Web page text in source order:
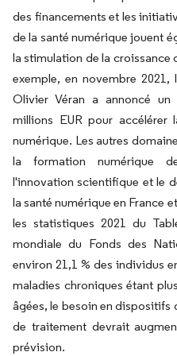
des financements et les
de la santé numérique jouent
la stimulation de la croissance
exemple, en novembre
Olivier Véran a annoncé un
millions EUR pour accélérer
numérique. Les autres
la formation numérique
l'innovation scientifique et le
la santé numérique en France
les statistiques 2021 du
mondiale du Fonds des
environ 21,1 % des individus
maladies chroniques étant
âgées, le besoin en
de traitement devrait
prévision.